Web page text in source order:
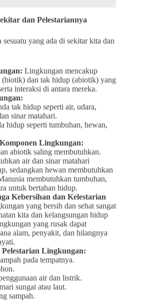
dan Pelestariannya
yang ada di sekitar kita dan
Lingkungan mencakup
(biotik) dan tak hidup (abiotik) yang
interaksi di antara mereka.
tak hidup seperti air, udara,
sinar matahari.
hidup seperti tumbuhan, hewan,
Lingkungan:
abiotik saling membutuhkan.
air dan sinar matahari
sedangkan hewan membutuhkan
membutuhkan tumbuhan,
untuk bertahan hidup.
Kebersihan dan Kelestarian
yang bersih dan sehat sangat
kita dan kelangsungan hidup
yang rusak dapat
alam, penyakit, dan hilangnya
Lingkungan:
pada tempatnya.
air dan listrik.
sungai atau laut.
sampah.